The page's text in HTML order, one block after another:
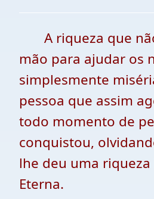
A riqueza que
mão para ajudar os
simplesmente
pessoa que assim
todo momento de
conquistou,
lhe deu uma
Eterna.